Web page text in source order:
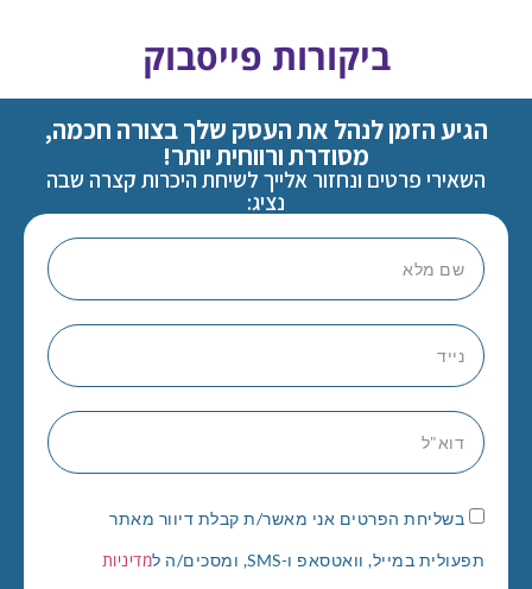
ביקורות פייסבוק
הגיע הזמן לנהל את העסק שלך בצורה חכמה,
מסודרת ורווחית יותר!
השאירי פרטים ונחזור אלייך לשיחת היכרות קצרה שבה
נציג:
בשליחת הפרטים אני מאשר/ת קבלת דיוור מאתר
תפעולית במייל, וואטסאפ ו-SMS, ומסכים/ה ל
מדיניות